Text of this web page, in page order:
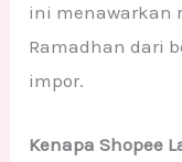
ini menawarkan
Ramadhan dari
impor.
Kenapa Shopee